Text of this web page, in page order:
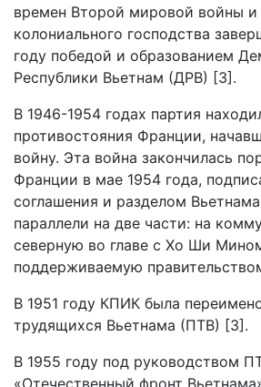
времен Второй мировой войны и
колониального господства
году победой и образованием
Республики Вьетнам (ДРВ) [3].
В 1946-1954 годах партия
противостояния Франции,
войну. Эта война закончилась
Франции в мае 1954 года,
соглашения и разделом
параллели на две части: на
северную во главе с Хо Ши
поддерживаемую
В 1951 году КПИК была
трудящихся Вьетнама (ПТВ) [3].
В 1955 году под руководством
«Отечественный фронт